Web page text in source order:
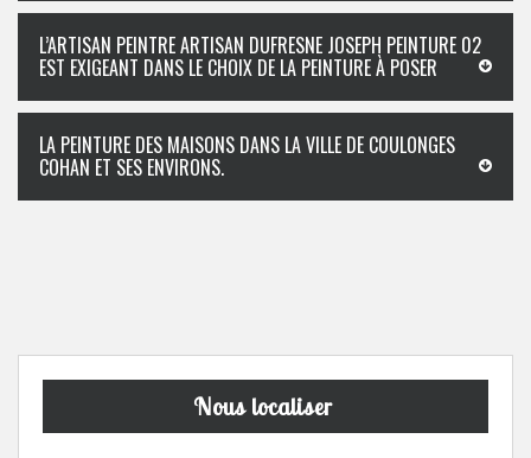
L’ARTISAN PEINTRE ARTISAN DUFRESNE JOSEPH PEINTURE 02
EST EXIGEANT DANS LE CHOIX DE LA PEINTURE À POSER
LA PEINTURE DES MAISONS DANS LA VILLE DE COULONGES
COHAN ET SES ENVIRONS.
Nous localiser